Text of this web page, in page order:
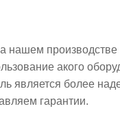
нашем
акого
является более
гарантии.